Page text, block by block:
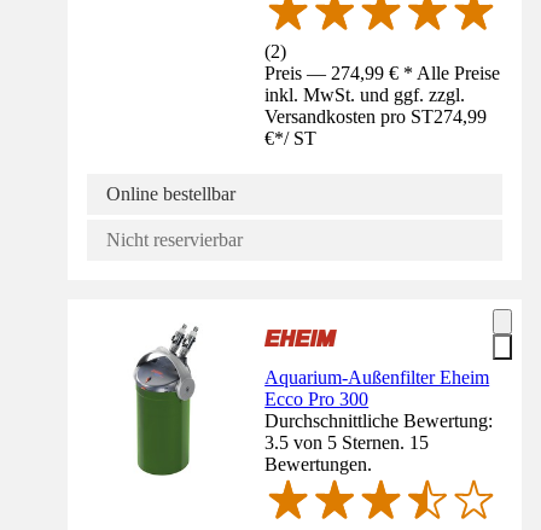
(2)
Preis — 274,99 € * Alle Preise
inkl. MwSt. und ggf. zzgl.
Versandkosten pro ST274,99
€*/ ST
Online bestellbar
Nicht reservierbar
Aquarium-Außenfilter Eheim
Ecco Pro 300
Durchschnittliche Bewertung:
3.5 von 5 Sternen. 15
Bewertungen.